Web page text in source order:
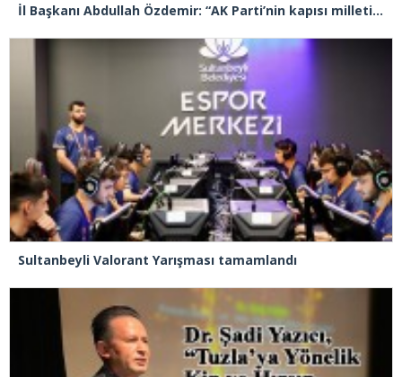
İl Başkanı Abdullah Özdemir: “AK Parti’nin kapısı milletine hizmet etmek isteyen herkese açıktır”
Sultanbeyli Valorant Yarışması tamamlandı